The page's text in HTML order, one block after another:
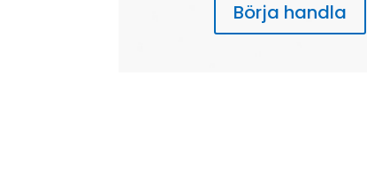
Börja handla